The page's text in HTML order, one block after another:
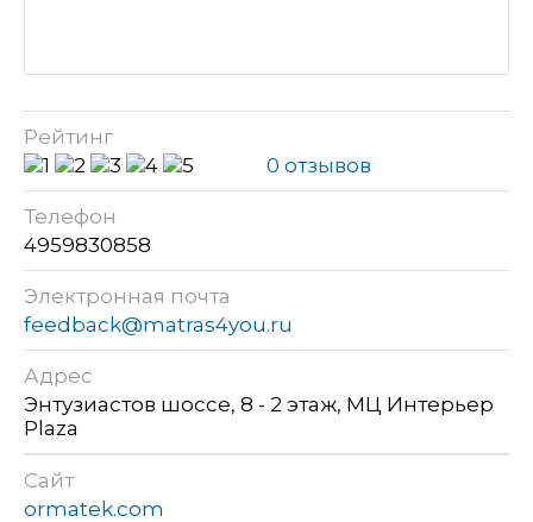
Рейтинг
0 отзывов
Телефон
4959830858
Электронная почта
feedback@matras4you.ru
Адрес
Энтузиастов шоссе, 8 - 2 этаж, МЦ Интерьер
Plaza
Сайт
ormatek.com